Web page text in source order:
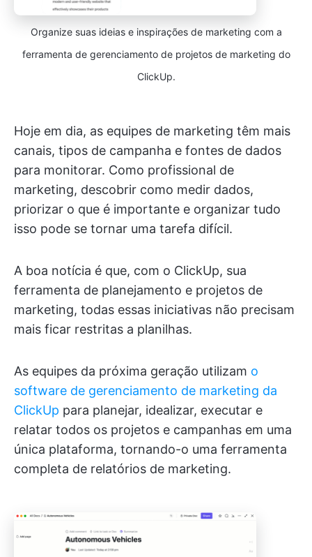
Organize suas ideias e inspirações de marketing com a
ferramenta de gerenciamento de projetos de marketing do
ClickUp.
Hoje em dia, as equipes de marketing têm mais
canais, tipos de campanha e fontes de dados
para monitorar. Como profissional de
marketing, descobrir como medir dados,
priorizar o que é importante e organizar tudo
isso pode se tornar uma tarefa difícil.
A boa notícia é que, com o ClickUp, sua
ferramenta de planejamento e projetos de
marketing, todas essas iniciativas não precisam
mais ficar restritas a planilhas.
As equipes da próxima geração utilizam o
software de gerenciamento de marketing da
ClickUp para planejar, idealizar, executar e
relatar todos os projetos e campanhas em uma
única plataforma, tornando-o uma ferramenta
completa de relatórios de marketing.